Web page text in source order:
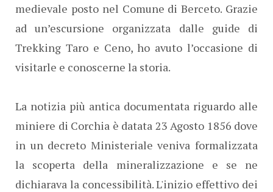
medievale posto nel Comune di Berceto. Grazie
ad un’escursione organizzata dalle guide di
Trekking Taro e Ceno, ho avuto l’occasione di
visitarle e conoscerne la storia.
La notizia più antica documentata riguardo alle
miniere di Corchia è datata 23 Agosto 1856 dove
in un decreto Ministeriale veniva formalizzata
la scoperta della mineralizzazione e se ne
dichiarava la concessibilità. L'inizio effettivo dei